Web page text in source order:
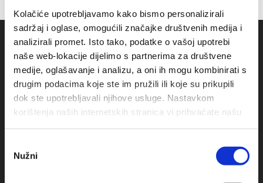
Kolačiće upotrebljavamo kako bismo personalizirali
sadržaj i oglase, omogućili značajke društvenih medija i
analizirali promet. Isto tako, podatke o vašoj upotrebi
naše web-lokacije dijelimo s partnerima za društvene
medije, oglašavanje i analizu, a oni ih mogu kombinirati s
drugim podacima koje ste im pružili ili koje su prikupili
dok ste upotrebljavali njihove usluge. Nastavkom
korištenja naših internetskih stranica vi prihvaćate našu
pristanka
Nužni